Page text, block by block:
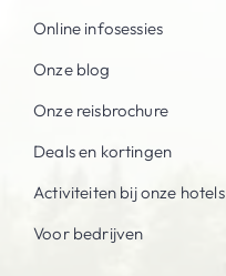
Online infosessies
Onze blog
Onze reisbrochure
Deals en kortingen
Activiteiten bij onze hotels
Voor bedrijven